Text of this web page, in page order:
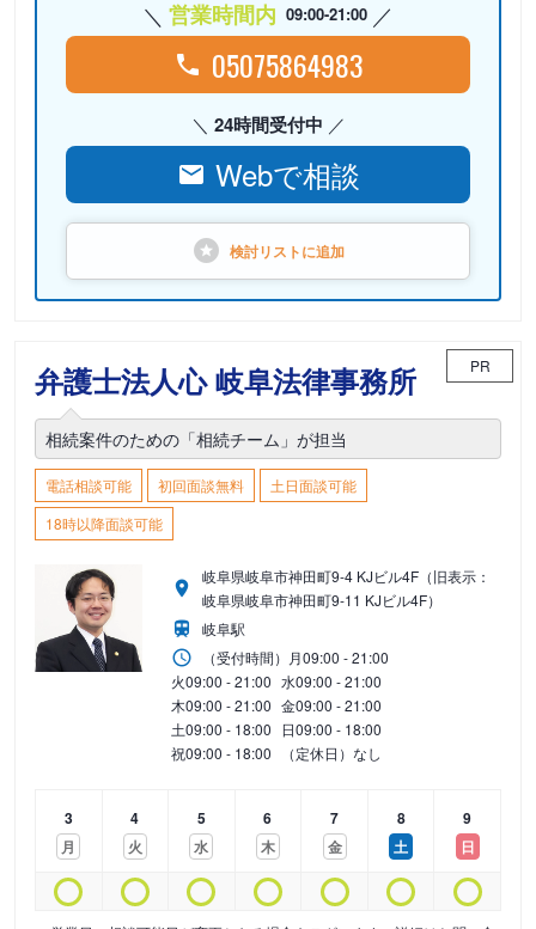
営業時間内 09:00-21:00
05075864983
24時間受付中
Webで相談
検討リストに追加
弁護士法人心 岐阜法律事務所 PR
相続案件のための「相続チーム」が担当
電話相談可能 初回面談無料
土日面談可能
18時以降面談可能
岐阜県岐阜市神田町9-4 KJビル4F（旧表示：
岐阜県岐阜市神田町9-11 KJビル4F）
岐阜駅
（受付時間） 月09:00 - 21:00
火09:00 - 21:00 水09:00 - 21:00
木09:00 - 21:00 金09:00 - 21:00
土09:00 - 18:00 日09:00 - 18:00
祝09:00 - 18:00 （定休日）なし
3
月
4
火
5
水
6
木
7
金
8
土
9
日